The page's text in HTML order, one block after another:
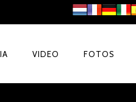
VIDEO FOTOS